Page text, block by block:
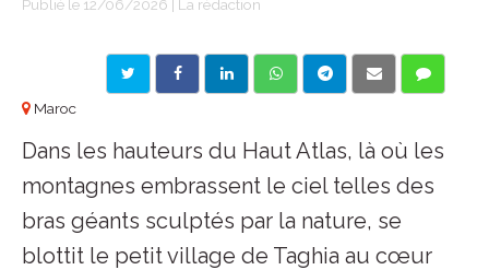
Publié le 12/06/2026 | La rédaction
Maroc
Dans les hauteurs du Haut Atlas, là où les
montagnes embrassent le ciel telles des
bras géants sculptés par la nature, se
blottit le petit village de Taghia au cœur